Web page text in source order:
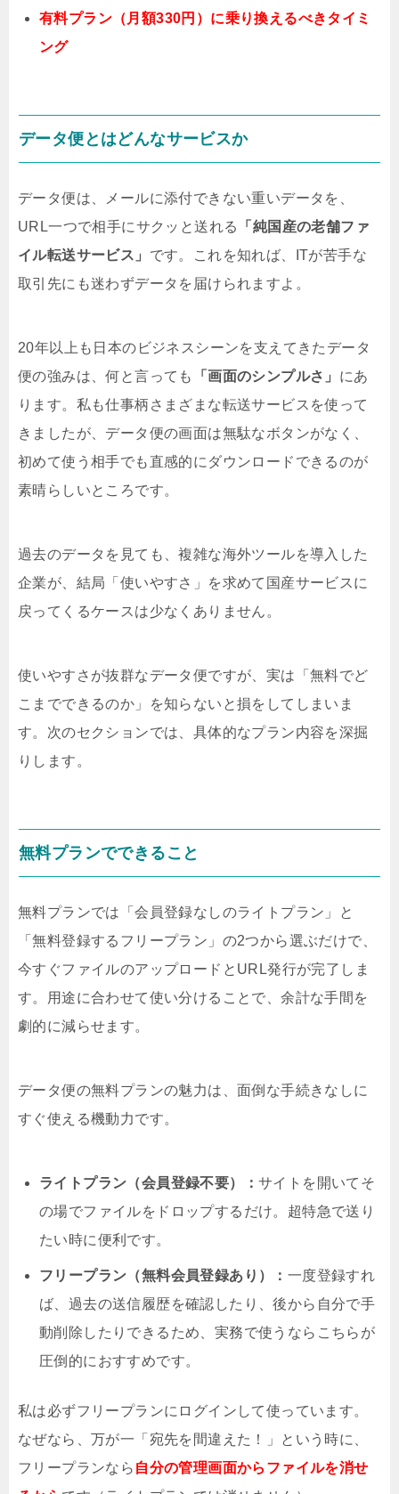
有料プラン（月額330円）に乗り換えるべきタイミ
ング
データ便とはどんなサービスか
データ便は、メールに添付できない重いデータを、
URL一つで相手にサクッと送れる
「純国産の老舗ファ
イル転送サービス」 です。これを知れば、ITが苦手な
取引先にも迷わずデータを届けられますよ。
20年以上も日本のビジネスシーンを支えてきたデータ
便の強みは、何と言っても
「画面のシンプルさ」 にあ
ります。私も仕事柄さまざまな転送サービスを使って
きましたが、データ便の画面は無駄なボタンがなく、
初めて使う相手でも直感的にダウンロードできるのが
素晴らしいところです。
過去のデータを見ても、複雑な海外ツールを導入した
企業が、結局「使いやすさ」を求めて国産サービスに
戻ってくるケースは少なくありません。
使いやすさが抜群なデータ便ですが、実は「無料でど
こまでできるのか」を知らないと損をしてしまいま
す。次のセクションでは、具体的なプラン内容を深掘
りします。
無料プランでできること
無料プランでは「会員登録なしのライトプラン」と
「無料登録するフリープラン」の2つから選ぶだけで、
今すぐファイルのアップロードとURL発行が完了しま
す。用途に合わせて使い分けることで、余計な手間を
劇的に減らせます。
データ便の無料プランの魅力は、面倒な手続きなしに
すぐ使える機動力です。
ライトプラン（会員登録不要）：サイトを開いてそ
の場でファイルをドロップするだけ。超特急で送り
たい時に便利です。
フリープラン（無料会員登録あり）： 一度登録すれ
ば、過去の送信履歴を確認したり、後から自分で手
動削除したりできるため、実務で使うならこちらが
圧倒的におすすめです。
私は必ずフリープランにログインして使っています。
なぜなら、万が一「宛先を間違えた！」という時に、
フリープランなら 自分の管理画面からファイルを消せ